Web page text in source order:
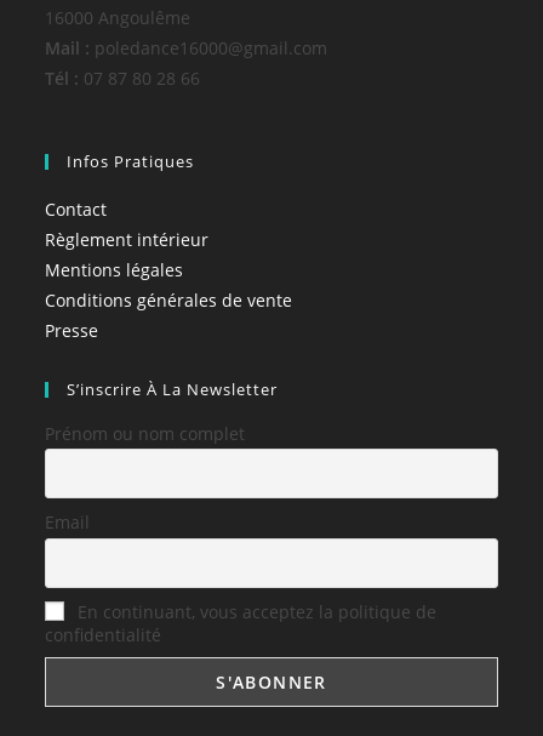
16000 Angoulême
Mail : poledance16000@gmail.com
Tél : 07 87 80 28 66
Infos Pratiques
Contact
Règlement intérieur
Mentions légales
Conditions générales de vente
Presse
S’inscrire À La Newsletter
Prénom ou nom complet
Email
En continuant, vous acceptez la politique de
confidentialité